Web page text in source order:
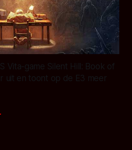
Vita-game Silent Hill: Book of
uit en toont op de E3 meer